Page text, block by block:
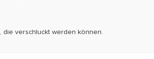
die verschluckt werden können.